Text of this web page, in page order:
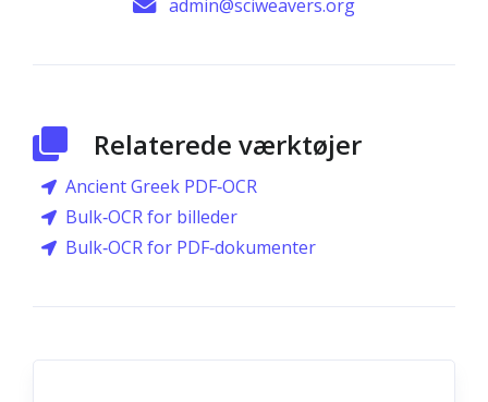
admin@sciweavers.org
Relaterede værktøjer
Ancient Greek PDF‑OCR
Bulk‑OCR for billeder
Bulk‑OCR for PDF‑dokumenter